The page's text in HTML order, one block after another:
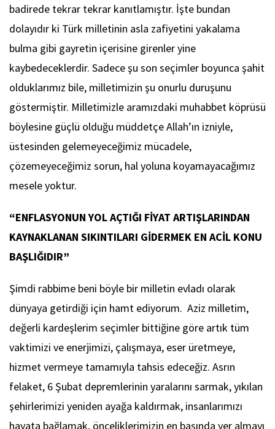
badirede tekrar tekrar kanıtlamıştır. İşte bundan
dolayıdır ki Türk milletinin asla zafiyetini yakalama
bulma gibi gayretin içerisine girenler yine
kaybedeceklerdir. Sadece şu son seçimler boyunca şahit
olduklarımız bile, milletimizin şu onurlu duruşunu
göstermiştir. Milletimizle aramızdaki muhabbet köprüsü
böylesine güçlü olduğu müddetçe Allah’ın izniyle,
üstesinden gelemeyeceğimiz mücadele,
çözemeyeceğimiz sorun, hal yoluna koyamayacağımız
mesele yoktur.
“ENFLASYONUN YOL AÇTIĞI FİYAT ARTIŞLARINDAN
KAYNAKLANAN SIKINTILARI GİDERMEK EN ACİL KONU
BAŞLIĞIDIR”
Şimdi rabbime beni böyle bir milletin evladı olarak
dünyaya getirdiği için hamt ediyorum. Aziz milletim,
değerli kardeşlerim seçimler bittiğine göre artık tüm
vaktimizi ve enerjimizi, çalışmaya, eser üretmeye,
hizmet vermeye tamamıyla tahsis edeceğiz. Asrın
felaket, 6 Şubat depremlerinin yaralarını sarmak, yıkılan
şehirlerimizi yeniden ayağa kaldırmak, insanlarımızı
hayata bağlamak, önceliklerimizin en başında yer almayı